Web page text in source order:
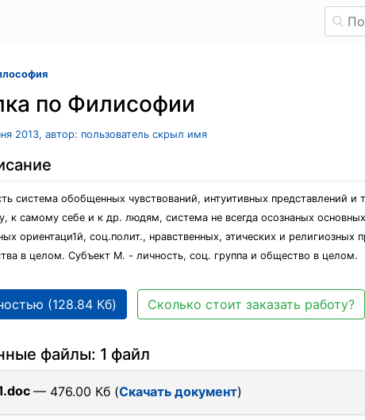
по Филисофии
2013, автор: пользователь скрыл имя
система обобщенных чувствований, интуитивных представлений
к самому себе и к др. людям, система не всегда осознаных
ориентаци1й, соц.полит., нравственных, этических и
в целом. Субъект М. - личность, соц. группа и общество в целом.
(128.84 Кб) Сколько стоит заказать работу?
файлы: 1 файл
— 476.00 Кб (Скачать документ)